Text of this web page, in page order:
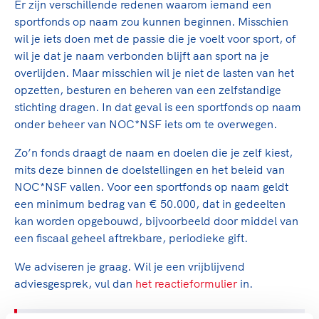
Sportonderzoek
Sportakkoord II
Game Changer
TeamNL kids
Nieuwspagina
Columns
Sport gaat niet vanzelf
Veilige en integere sport
Diversiteit en inclusie
Gezonde sportomgeving
Duurzaamheid
Bekwaam sportkader
Vitale clubs en bestuurlijk kader
Sportmatch
Clubacties
Handboek Wet- en Regelgeving
Opleidingen en trainingen
High5 Stappenplan
TeamNL Academie Kalender
Kennisaanbod TeamNL Experts
TeamNL Sport Science Centre
Olympische Spelen LA28
Paralympische Spelen LA28
Europese Spelen Istanbul 2027
Topsportbeleid
Topsportfinanciering
Maatschappelijke waarde topsport
Top teamsportcompetities
Er zijn verschillende redenen waarom iemand een
sportfonds op naam zou kunnen beginnen. Misschien
wil je iets doen met de passie die je voelt voor sport, of
wil je dat je naam verbonden blijft aan sport na je
overlijden. Maar misschien wil je niet de lasten van het
opzetten, besturen en beheren van een zelfstandige
stichting dragen. In dat geval is een sportfonds op naam
onder beheer van NOC*NSF iets om te overwegen.
Zo’n fonds draagt de naam en doelen die je zelf kiest,
mits deze binnen de doelstellingen en het beleid van
NOC*NSF vallen. Voor een sportfonds op naam geldt
een minimum bedrag van € 50.000, dat in gedeelten
kan worden opgebouwd, bijvoorbeeld door middel van
een fiscaal geheel aftrekbare, periodieke gift.
We adviseren je graag. Wil je een vrijblijvend
adviesgesprek, vul dan het reactieformulier in.